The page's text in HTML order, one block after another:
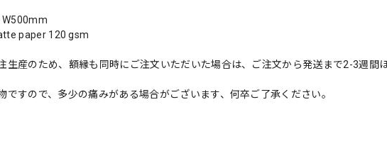
W500mm
paper 120 gsm
産のため、額縁も同時にご注文いただいた場合は、ご注文から発送まで2-3週間
すので、多少の痛みがある場合がございます、何卒ご了承ください。